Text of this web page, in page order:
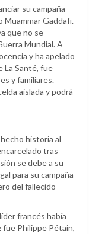
su campaña
Gaddafi.
que no se
Mundial. A
y ha apelado
La Santé, fue
y familiares.
aislada y podrá
historia al
tras
se debe a su
para su campaña
del fallecido
francés había
fue Philippe Pétain,